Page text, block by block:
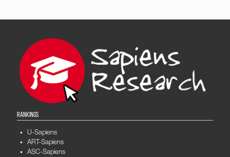
RANKINGS
U-Sapiens
ART-Sapiens
ASC-Sapiens